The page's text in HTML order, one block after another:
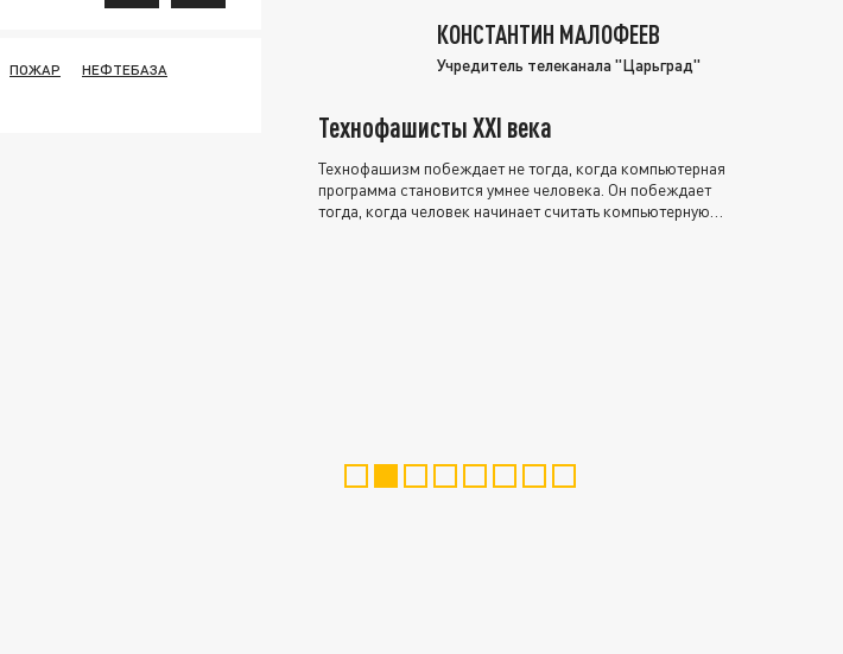
ПОЖАР
НЕФТЕБАЗА
КОНСТАНТИН МАЛОФЕЕВ
Учредитель телеканала "Царьград"
Технофашисты XXI века
Технофашизм побеждает не тогда, когда компьютерная
программа становится умнее человека. Он побеждает
тогда, когда человек начинает считать компьютерную